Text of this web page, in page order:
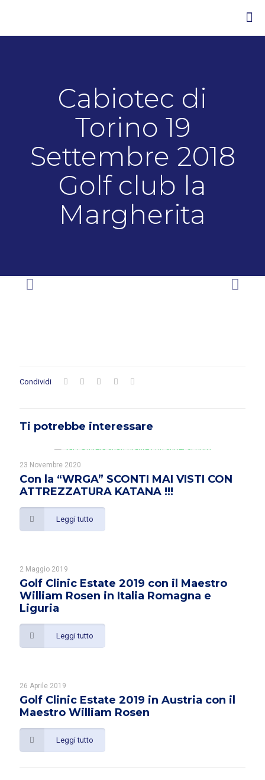
Cabiotec di
Torino 19
Settembre 2018
Golf club la
Margherita
Condividi
Ti potrebbe interessare
23 Novembre 2020
Con la “WRGA” SCONTI MAI VISTI CON
ATTREZZATURA KATANA !!!
Leggi tutto
2 Maggio 2019
Golf Clinic Estate 2019 con il Maestro
William Rosen in Italia Romagna e
Liguria
Leggi tutto
26 Aprile 2019
Golf Clinic Estate 2019 in Austria con il
Maestro William Rosen
Leggi tutto